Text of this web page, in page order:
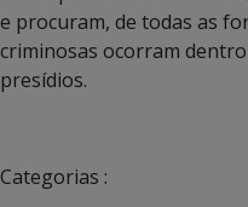
e procuram, de todas as
criminosas ocorram
presídios.
Categorias :